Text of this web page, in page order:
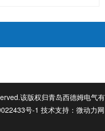
该版权归青岛西德姆电气有
号-1 技术支持： 微动力网